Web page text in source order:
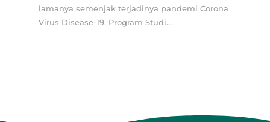
lamanya semenjak terjadinya pandemi Corona
Virus Disease-19, Program Studi...